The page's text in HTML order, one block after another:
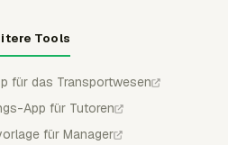
Tools
für das Transportwesen
App für Tutoren
für Manager